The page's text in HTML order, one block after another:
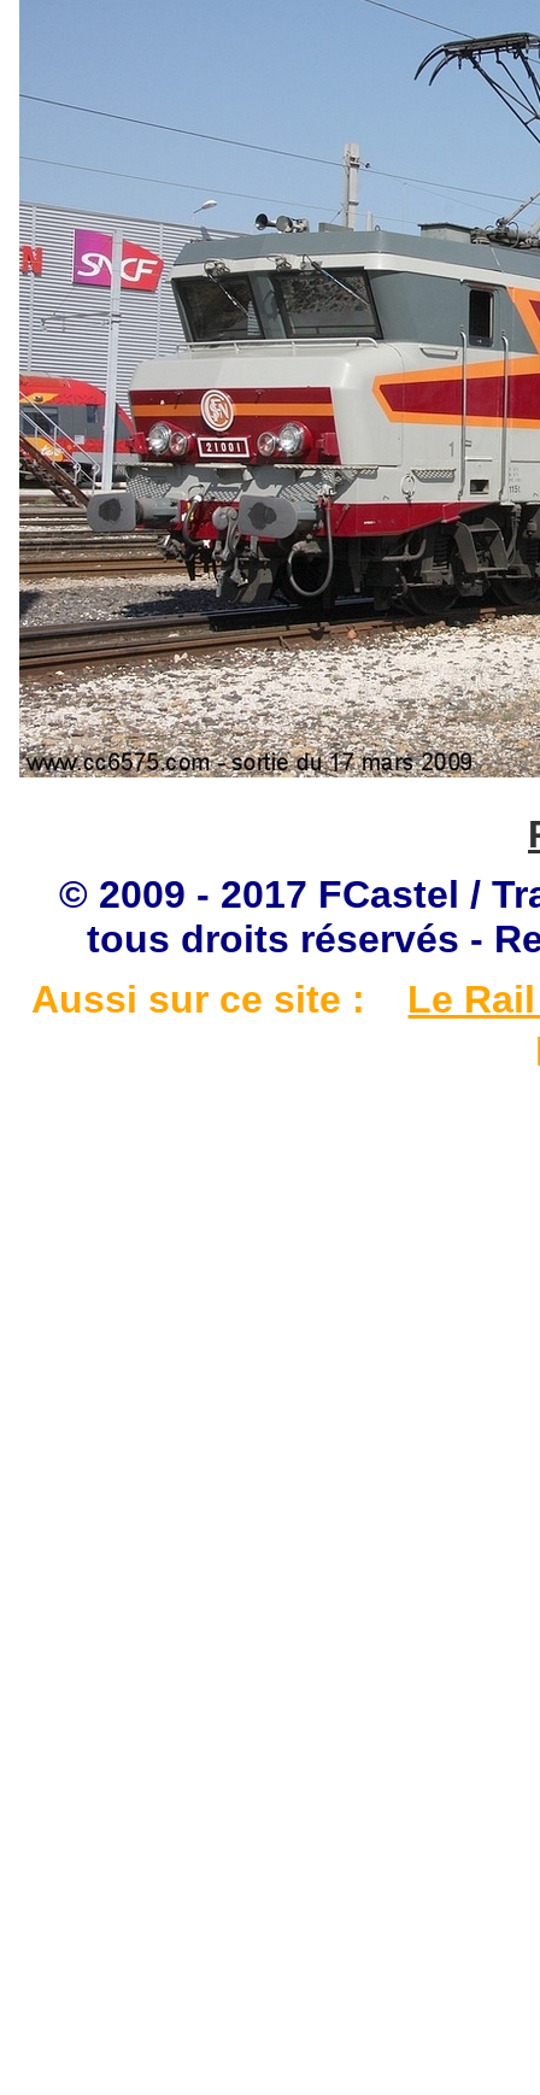
© 2009 - 2017 FCastel /
tous droits réservés -
Aussi sur ce site :
Le